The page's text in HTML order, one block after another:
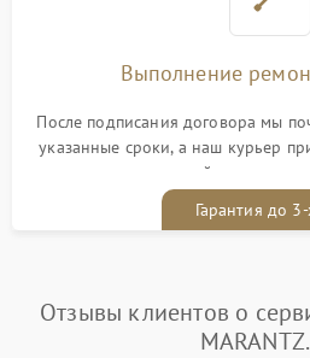
Выполнение
После подписания договора мы
указанные сроки, а наш курьер
гарантийным
Гарантия до
Отзывы клиентов о